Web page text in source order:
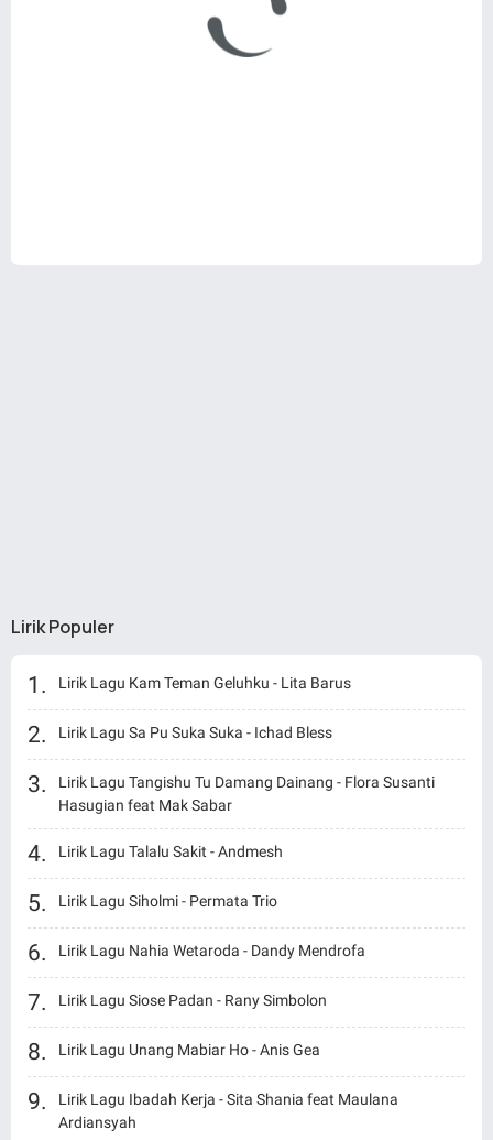
Lirik Populer
Lirik Lagu Kam Teman Geluhku - Lita Barus
Lirik Lagu Sa Pu Suka Suka - Ichad Bless
Lirik Lagu Tangishu Tu Damang Dainang - Flora Susanti
Hasugian feat Mak Sabar
Lirik Lagu Talalu Sakit - Andmesh
Lirik Lagu Siholmi - Permata Trio
Lirik Lagu Nahia Wetaroda - Dandy Mendrofa
Lirik Lagu Siose Padan - Rany Simbolon
Lirik Lagu Unang Mabiar Ho - Anis Gea
Lirik Lagu Ibadah Kerja - Sita Shania feat Maulana
Ardiansyah